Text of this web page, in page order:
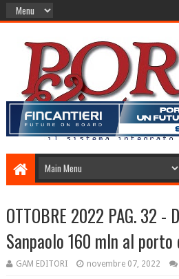
OTTOBRE 2022 PAG. 32 -
Sanpaolo 160 mln al porto
GAM EDITORI novembre 07, 2022